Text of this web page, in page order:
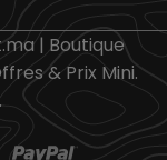
| Boutique
& Prix Mini.